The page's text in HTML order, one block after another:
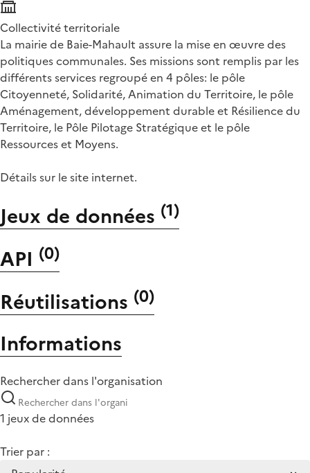
Collectivité territoriale
La mairie de Baie-Mahault assure la mise en œuvre des
politiques communales. Ses missions sont remplis par les
différents services regroupé en 4 pôles: le pôle
Citoyenneté, Solidarité, Animation du Territoire, le pôle
Aménagement, développement durable et Résilience du
Territoire, le Pôle Pilotage Stratégique et le pôle
Ressources et Moyens.
Détails sur le site internet.
Jeux de données (1)
API (0)
Réutilisations (0)
Informations
Rechercher dans l'organisation
1 jeux de données
Trier par :